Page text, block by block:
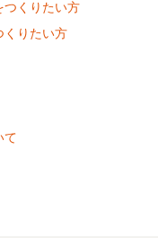
つくりたい方
くりたい方
て